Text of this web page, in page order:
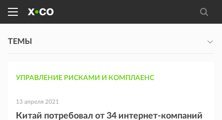
ТЕМЫ
УПРАВЛЕНИЕ РИСКАМИ И КОМПЛАЕНС
13 апреля 2021
Китай потребовал от 34 интернет-компаний